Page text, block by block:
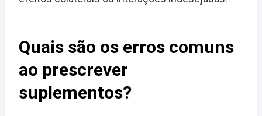
Quais são os erros comuns
ao prescrever
suplementos?